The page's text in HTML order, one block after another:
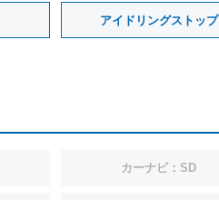
アイドリングストップ
カーナビ：SD